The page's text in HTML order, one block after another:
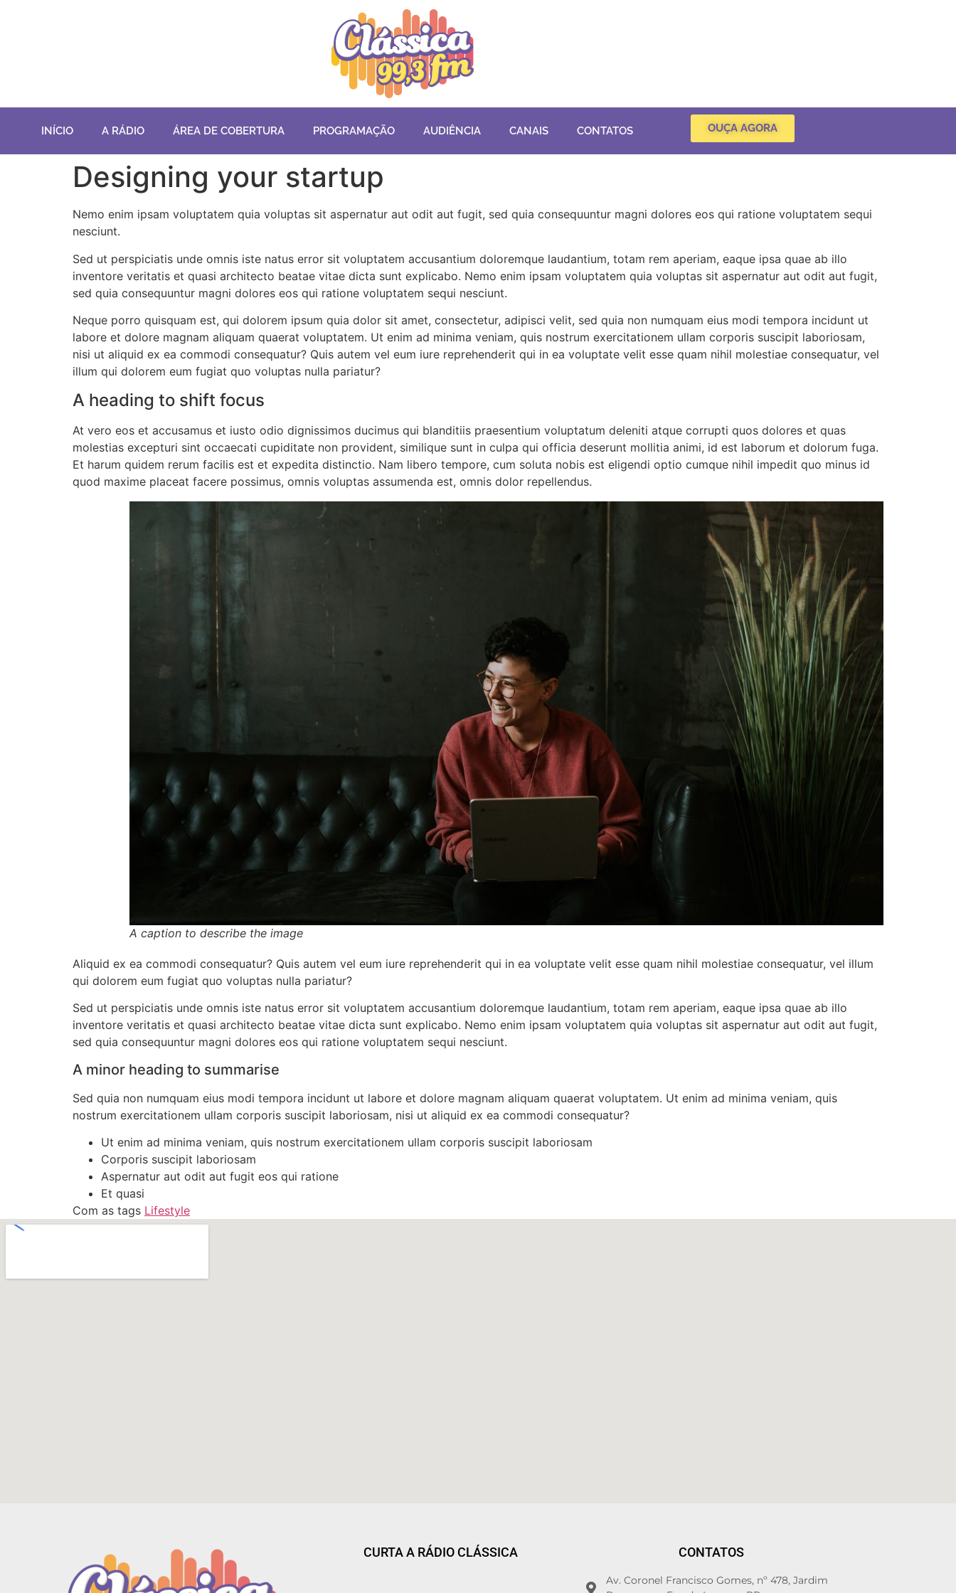
INÍCIO A RÁDIO ÁREA DE COBERTURA PROGRAMAÇÃO AUDIÊNCIA CANAIS CONTATOS OUÇA AGORA
Designing your startup
Nemo enim ipsam voluptatem quia voluptas sit aspernatur aut odit aut fugit, sed quia consequuntur magni dolores eos qui ratione voluptatem sequi
nesciunt.
Sed ut perspiciatis unde omnis iste natus error sit voluptatem accusantium doloremque laudantium, totam rem aperiam, eaque ipsa quae ab illo
inventore veritatis et quasi architecto beatae vitae dicta sunt explicabo. Nemo enim ipsam voluptatem quia voluptas sit aspernatur aut odit aut fugit,
sed quia consequuntur magni dolores eos qui ratione voluptatem sequi nesciunt.
Neque porro quisquam est, qui dolorem ipsum quia dolor sit amet, consectetur, adipisci velit, sed quia non numquam eius modi tempora incidunt ut
labore et dolore magnam aliquam quaerat voluptatem. Ut enim ad minima veniam, quis nostrum exercitationem ullam corporis suscipit laboriosam,
nisi ut aliquid ex ea commodi consequatur? Quis autem vel eum iure reprehenderit qui in ea voluptate velit esse quam nihil molestiae consequatur, vel
illum qui dolorem eum fugiat quo voluptas nulla pariatur?
A heading to shift focus
At vero eos et accusamus et iusto odio dignissimos ducimus qui blanditiis praesentium voluptatum deleniti atque corrupti quos dolores et quas
molestias excepturi sint occaecati cupiditate non provident, similique sunt in culpa qui officia deserunt mollitia animi, id est laborum et dolorum fuga.
Et harum quidem rerum facilis est et expedita distinctio. Nam libero tempore, cum soluta nobis est eligendi optio cumque nihil impedit quo minus id
quod maxime placeat facere possimus, omnis voluptas assumenda est, omnis dolor repellendus.
A caption to describe the image
Aliquid ex ea commodi consequatur? Quis autem vel eum iure reprehenderit qui in ea voluptate velit esse quam nihil molestiae consequatur, vel illum
qui dolorem eum fugiat quo voluptas nulla pariatur?
Sed ut perspiciatis unde omnis iste natus error sit voluptatem accusantium doloremque laudantium, totam rem aperiam, eaque ipsa quae ab illo
inventore veritatis et quasi architecto beatae vitae dicta sunt explicabo. Nemo enim ipsam voluptatem quia voluptas sit aspernatur aut odit aut fugit,
sed quia consequuntur magni dolores eos qui ratione voluptatem sequi nesciunt.
A minor heading to summarise
Sed quia non numquam eius modi tempora incidunt ut labore et dolore magnam aliquam quaerat voluptatem. Ut enim ad minima veniam, quis
nostrum exercitationem ullam corporis suscipit laboriosam, nisi ut aliquid ex ea commodi consequatur?
Ut enim ad minima veniam, quis nostrum exercitationem ullam corporis suscipit laboriosam
Corporis suscipit laboriosam
Aspernatur aut odit aut fugit eos qui ratione
Et quasi
Com as tags Lifestyle
CURTA A RÁDIO CLÁSSICA CONTATOS
Av. Coronel Francisco Gomes, nº 478, Jardim